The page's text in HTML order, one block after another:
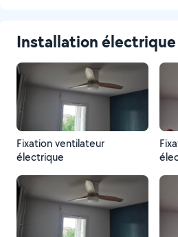
Installation électrique
Fixation ventilateur
électrique